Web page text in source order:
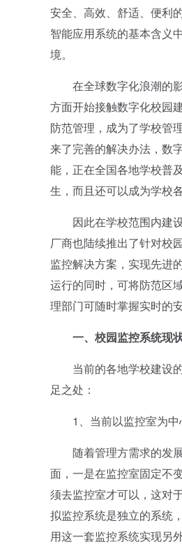
安全、高效、舒适、便利
智能应用系统的基本含义
境。
在全球数字化浪潮的影
方面开始接触数字化校园
防范管理，成为了学校管
来了完善的解决办法，数
能，正在全国各地学校普
生，而且还可以成为学校
因此在学校范围内建设
厂商也陆续推出了针对校
监控解决方案，实现先进
运行的同时，可将防范区
理部门可随时掌握实时的
一、校园监控系统现
当前的各地学校建设的
足之处：
1、当前以监控室为中
随着管理方需求的发展
面，一是在监控室固定不
须去监控室才可以，这对
拟监控系统是独立的系统
用这一套监控系统实现另